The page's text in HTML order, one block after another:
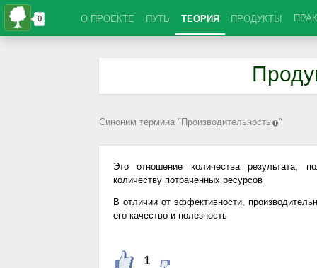
О ПРОЕКТЕ ПУТЬ ТЕОРИЯ ПРОДУКТЫ
Синоним термина " Производительность "
Это отношение количества результата,
количеству потраченных ресурсов
В отличии от эффективности,
его качество и полезность
1